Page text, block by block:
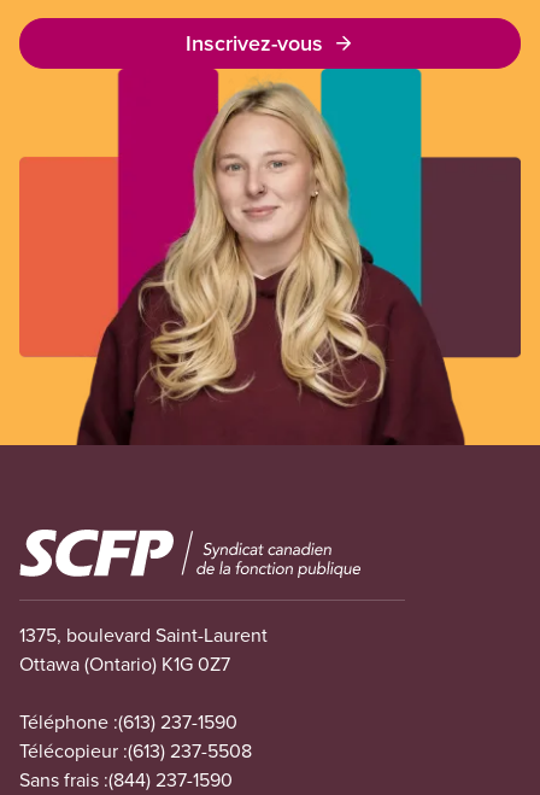
Inscrivez-vous
Image
1375, boulevard Saint-Laurent
Ottawa (Ontario) K1G 0Z7
Téléphone :(613) 237-1590
Télécopieur :(613) 237-5508
Sans frais :(844) 237-1590